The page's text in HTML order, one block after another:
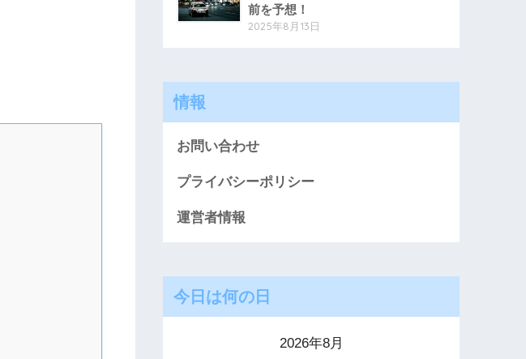
前を予想！
2025年8月13日
情報
お問い合わせ
プライバシーポリシー
運営者情報
今日は何の日
2026年8月